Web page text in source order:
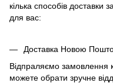
кілька способів доставки
для вас:
Доставка Новою
Відпраляємо замовлення
можете обрати зручне